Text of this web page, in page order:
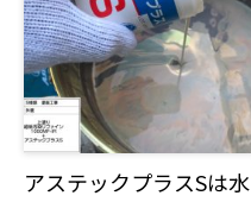
アステックプラスSは水